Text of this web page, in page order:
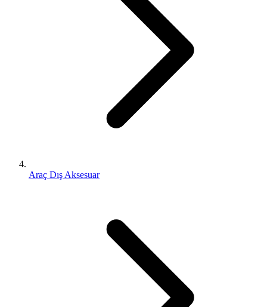
Araç Dış Aksesuar